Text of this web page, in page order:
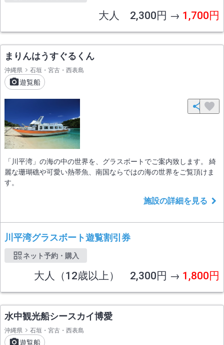
大人 2,300円 → 1,700円
まりんはうすぐるくん
沖縄県 石垣・宮古・西表島
遊覧船
「川平湾」の海の中の世界を、グラスボートでご案内致します。 綺
麗な珊瑚礁や可愛い熱帯魚、南国ならではの海の世界をご覧頂けま
す。
施設の詳細を見る
川平湾グラスボート遊覧割引券
ネット予約・購入
大人（12歳以上） 2,300円 → 1,800円
水中観光船シースカイ博愛
沖縄県 石垣・宮古・西表島
遊覧船